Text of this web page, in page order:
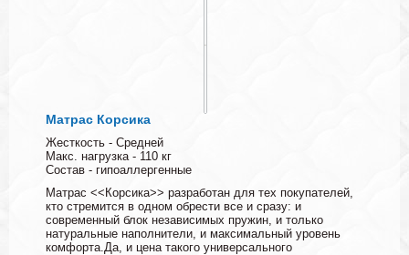
Матрас Корсика
Жесткость - Средней
Макс. нагрузка - 110 кг
Состав - гипоаллергенные
Матрас <<Корсика>> разработан для тех покупателей,
кто стремится в одном обрести все и сразу: и
современный блок независимых пружин, и только
натуральные наполнители, и максимальный уровень
комфорта.Да, и цена такого универсального